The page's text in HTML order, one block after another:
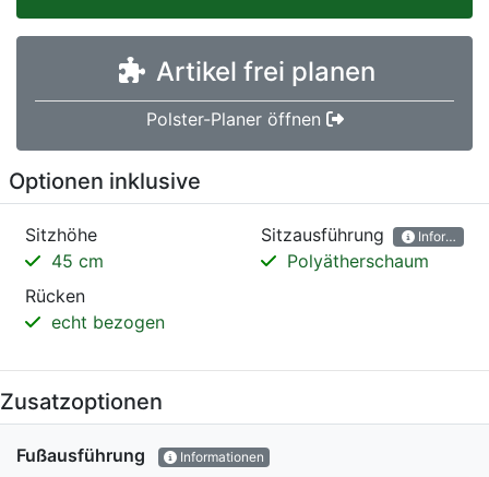
Artikel frei planen
Polster-Planer öffnen
Optionen inklusive
Sitzhöhe
45 cm
Sitzausführung
Polyätherschaum
Rücken
echt bezogen
Zusatzoptionen
Fußausführung Informationen